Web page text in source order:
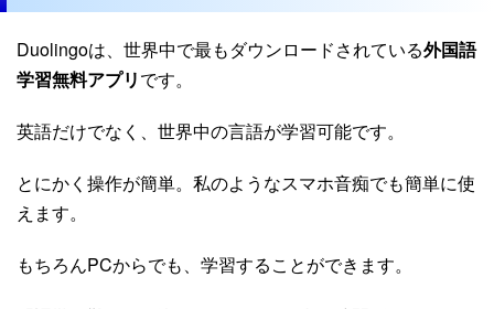
Duolingoは、世界中で最もダウンロードされている外国語
学習無料アプリです。
英語だけでなく、世界中の言語が学習可能です。
とにかく操作が簡単。私のようなスマホ音痴でも簡単に使
えます。
もちろんPCからでも、学習することができます。